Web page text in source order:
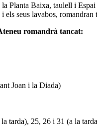
la Planta Baixa, taulell i
els seus lavabos, romandran
romandrà tancat:
Joan i la Diada)
tarda), 25, 26 i 31 (a la